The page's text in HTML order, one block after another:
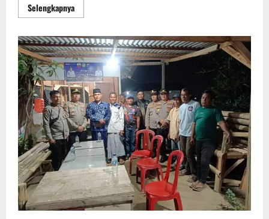
SelengkapnyaRead
more
Medan
Labuhan
Tinjau
Kesiapan
Pos
Kamling
dan
Serap
Aspirasi
Warga